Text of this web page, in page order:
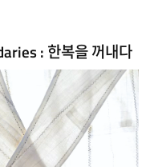
: 한복을 꺼내다